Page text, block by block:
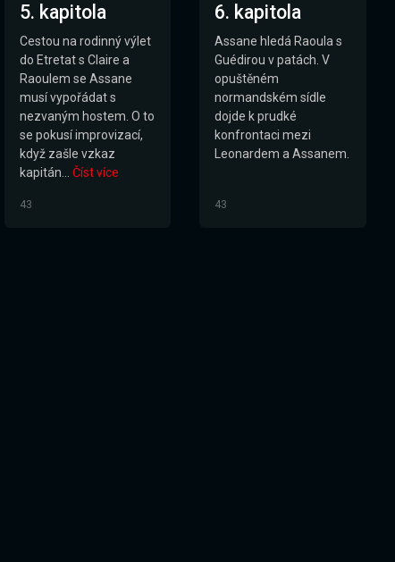
5. kapitola
Cestou na rodinný výlet
do Etretat s Claire a
Raoulem se Assane
musí vypořádat s
nezvaným hostem. O to
se pokusí improvizací,
když zašle vzkaz
kapitán...
Číst více
43
6. kapitola
Assane hledá Raoula s
Guédirou v patách. V
opuštěném
normandském sídle
dojde k prudké
konfrontaci mezi
Leonardem a Assanem.
43